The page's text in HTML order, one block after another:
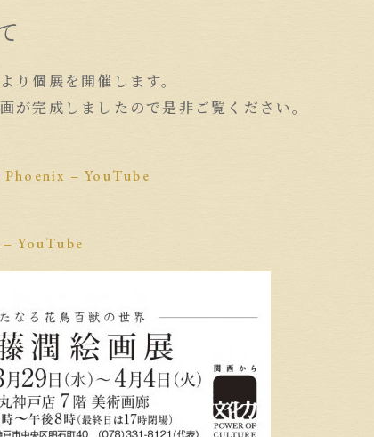
り個展を開催します。
が完成しましたので是非ご覧ください。
– YouTube
YouTube